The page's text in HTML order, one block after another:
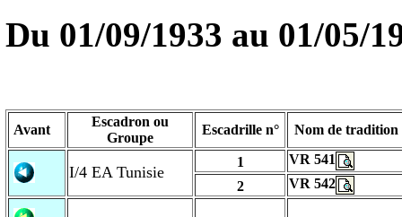
Du 01/09/1933 au 01/05/
Avant
Escadron ou
Groupe
Escadrille n° Nom de tradition
I/4 EA Tunisie
1
VR 541
2
VR 542